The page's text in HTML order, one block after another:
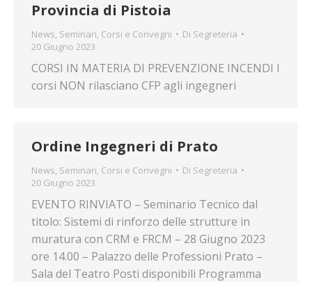
Provincia di Pistoia
News, Seminari, Corsi e Convegni Di Segreteria
20 Giugno 2023
CORSI IN MATERIA DI PREVENZIONE INCENDI I
corsi NON rilasciano CFP agli ingegneri
Ordine Ingegneri di Prato
News, Seminari, Corsi e Convegni Di Segreteria
20 Giugno 2023
EVENTO RINVIATO – Seminario Tecnico dal
titolo: Sistemi di rinforzo delle strutture in
muratura con CRM e FRCM – 28 Giugno 2023
ore 14.00 – Palazzo delle Professioni Prato –
Sala del Teatro Posti disponibili Programma